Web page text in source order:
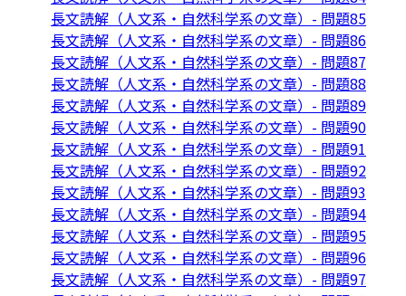
長文読解（人文系・自然科学系の文章）- 問題85
長文読解（人文系・自然科学系の文章）- 問題86
長文読解（人文系・自然科学系の文章）- 問題87
長文読解（人文系・自然科学系の文章）- 問題88
長文読解（人文系・自然科学系の文章）- 問題89
長文読解（人文系・自然科学系の文章）- 問題90
長文読解（人文系・自然科学系の文章）- 問題91
長文読解（人文系・自然科学系の文章）- 問題92
長文読解（人文系・自然科学系の文章）- 問題93
長文読解（人文系・自然科学系の文章）- 問題94
長文読解（人文系・自然科学系の文章）- 問題95
長文読解（人文系・自然科学系の文章）- 問題96
長文読解（人文系・自然科学系の文章）- 問題97